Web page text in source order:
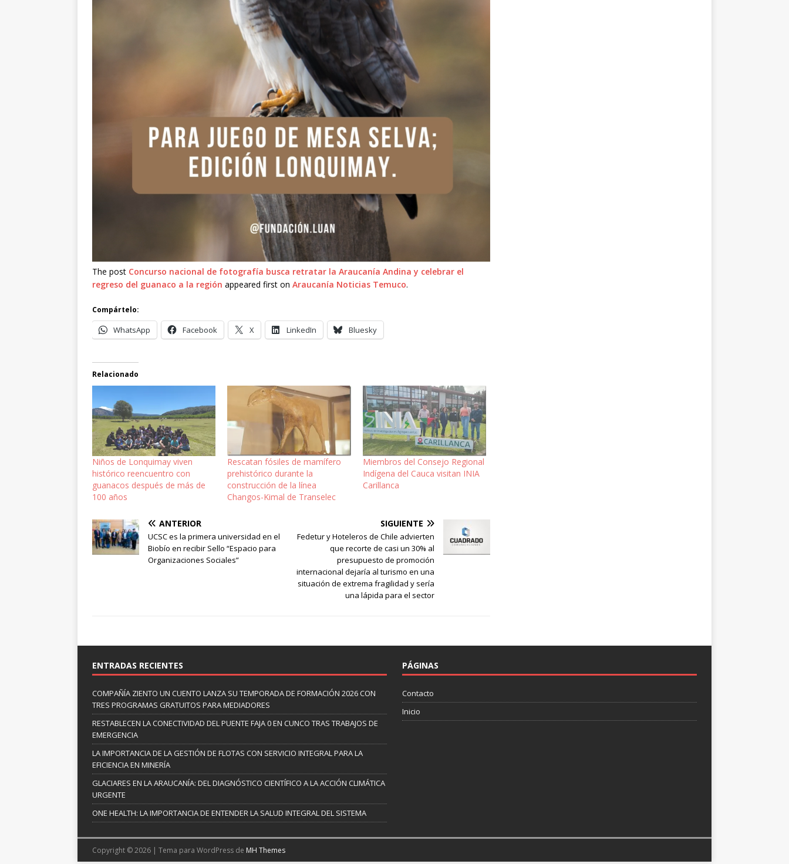
The post Concurso nacional de fotografía busca retratar la Araucanía Andina y celebrar el
regreso del guanaco a la región appeared first on Araucanía Noticias Temuco.
Compártelo:
WhatsApp Facebook X LinkedIn Bluesky
Relacionado
Niños de Lonquimay viven
histórico reencuentro con
guanacos después de más de
100 años
Rescatan fósiles de mamífero
prehistórico durante la
construcción de la línea
Changos-Kimal de Transelec
Miembros del Consejo Regional
Indígena del Cauca visitan INIA
Carillanca
ANTERIOR
UCSC es la primera universidad en el
Biobío en recibir Sello “Espacio para
Organizaciones Sociales”
SIGUIENTE
Fedetur y Hoteleros de Chile advierten
que recorte de casi un 30% al
presupuesto de promoción
internacional dejaría al turismo en una
situación de extrema fragilidad y sería
una lápida para el sector
ENTRADAS RECIENTES
COMPAÑÍA ZIENTO UN CUENTO LANZA SU TEMPORADA DE FORMACIÓN 2026 CON
TRES PROGRAMAS GRATUITOS PARA MEDIADORES
RESTABLECEN LA CONECTIVIDAD DEL PUENTE FAJA 0 EN CUNCO TRAS TRABAJOS DE
EMERGENCIA
LA IMPORTANCIA DE LA GESTIÓN DE FLOTAS CON SERVICIO INTEGRAL PARA LA
EFICIENCIA EN MINERÍA
GLACIARES EN LA ARAUCANÍA: DEL DIAGNÓSTICO CIENTÍFICO A LA ACCIÓN CLIMÁTICA
URGENTE
ONE HEALTH: LA IMPORTANCIA DE ENTENDER LA SALUD INTEGRAL DEL SISTEMA
PÁGINAS
Contacto
Inicio
Copyright © 2026 | Tema para WordPress de MH Themes